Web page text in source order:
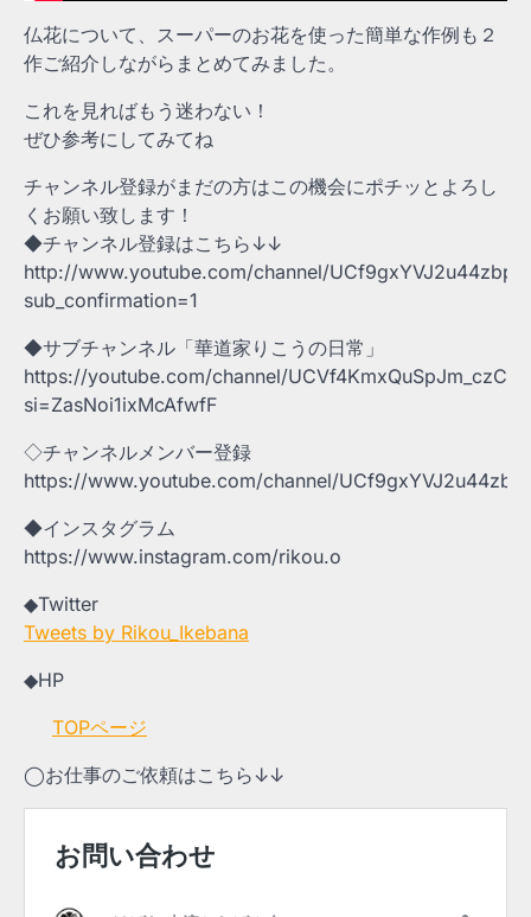
仏花について、スーパーのお花を使った簡単な作例も２
作ご紹介しながらまとめてみました。
これを見ればもう迷わない！
ぜひ参考にしてみてね
チャンネル登録がまだの方はこの機会にポチッとよろし
くお願い致します！
◆チャンネル登録はこちら↓↓
http://www.youtube.com/channel/
sub_confirmation=1
◆サブチャンネル「華道家りこうの日常」
https://youtube.com/channel/
si=ZasNoi1ixMcAfwfF
◇チャンネルメンバー登録
https://www.youtube.com/channel/
◆インスタグラム
https://www.instagram.com/rikou.o
◆Twitter
Tweets by Rikou_Ikebana
◆HP
TOPページ
◯お仕事のご依頼はこちら↓↓